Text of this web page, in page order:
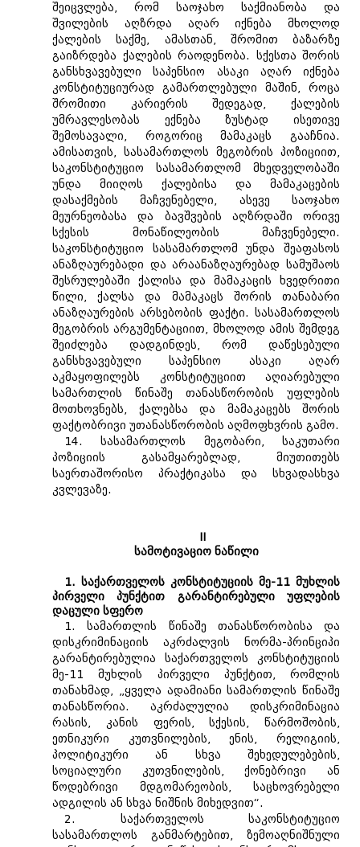
შეიცვლება, რომ საოჯახო საქმიანობა და
შვილების აღზრდა აღარ იქნება მხოლოდ
ქალების საქმე, ამასთან, შრომით ბაზარზე
გაიზრდება ქალების რაოდენობა. სქესთა შორის
განსხვავებული საპენსიო ასაკი აღარ იქნება
კონსტიტუციურად გამართლებული მაშინ, როცა
შრომითი კარიერის შედეგად, ქალების
უმრავლესობას ექნება ზუსტად ისეთივე
შემოსავალი, როგორიც მამაკაცს გააჩნია.
ამისათვის, სასამართლოს მეგობრის პოზიციით,
საკონსტიტუციო სასამართლომ მხედველობაში
უნდა მიიღოს ქალებისა და მამაკაცების
დასაქმების მაჩვენებელი, ასევე საოჯახო
მეურნეობასა და ბავშვების აღზრდაში ორივე
სქესის მონაწილეობის მაჩვენებელი.
საკონსტიტუციო სასამართლომ უნდა შეაფასოს
ანაზღაურებადი და არაანაზღაურებად სამუშაოს
შესრულებაში ქალისა და მამაკაცის ხვედრითი
წილი, ქალსა და მამაკაცს შორის თანაბარი
ანაზღაურების არსებობის ფაქტი. სასამართლოს
მეგობრის არგუმენტაციით, მხოლოდ ამის შემდეგ
შეიძლება დადგინდეს, რომ დაწესებული
განსხვავებული საპენსიო ასაკი აღარ
აკმაყოფილებს კონსტიტუციით აღიარებული
სამართლის წინაშე თანასწორობის უფლების
მოთხოვნებს, ქალებსა და მამაკაცებს შორის
ფაქტობრივი უთანასწორობის აღმოფხვრის გამო.
14. სასამართლოს მეგობარი, საკუთარი
პოზიციის გასამყარებლად, მიუთითებს
საერთაშორისო პრაქტიკასა და სხვადასხვა
კვლევაზე.
II
სამოტივაციო ნაწილი
1. საქართველოს კონსტიტუციის მე-11 მუხლის
პირველი პუნქტით გარანტირებული უფლების
დაცული სფერო
1. სამართლის წინაშე თანასწორობისა და
დისკრიმინაციის აკრძალვის ნორმა-პრინციპი
გარანტირებულია საქართველოს კონსტიტუციის
მე-11 მუხლის პირველი პუნქტით, რომლის
თანახმად, „ყველა ადამიანი სამართლის წინაშე
თანასწორია. აკრძალულია დისკრიმინაცია
რასის, კანის ფერის, სქესის, წარმოშობის,
ეთნიკური კუთვნილების, ენის, რელიგიის,
პოლიტიკური ან სხვა შეხედულებების,
სოციალური კუთვნილების, ქონებრივი ან
წოდებრივი მდგომარეობის, საცხოვრებელი
ადგილის ან სხვა ნიშნის მიხედვით“.
2. საქართველოს საკონსტიტუციო
სასამართლოს განმარტებით, ზემოაღნიშნული